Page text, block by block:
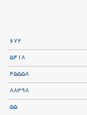
672
5418
45558
88398
55